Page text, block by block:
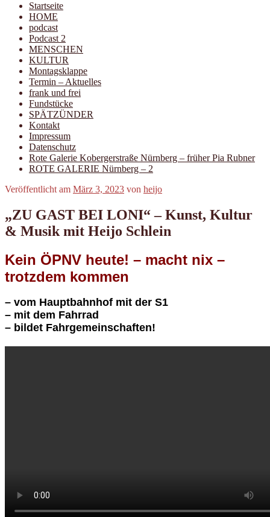
Startseite
HOME
podcast
Podcast 2
MENSCHEN
KULTUR
Montagsklappe
Termin – Aktuelles
frank und frei
Fundstücke
SPÄTZÜNDER
Kontakt
Impressum
Datenschutz
Rote Galerie Kobergerstraße Nürnberg – früher Pia Rubner
ROTE GALERIE Nürnberg – 2
Veröffentlicht am März 3, 2023 von heijo
„ZU GAST BEI LONI“ – Kunst, Kultur
& Musik mit Heijo Schlein
Kein ÖPNV heute! – macht nix –
trotzdem kommen
– vom Hauptbahnhof mit der S1
– mit dem Fahrrad
– bildet Fahrgemeinschaften!